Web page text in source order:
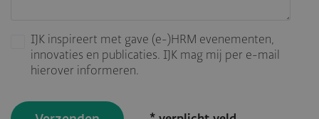
IJK inspireert met gave (e-)HRM evenementen,
innovaties en publicaties. IJK mag mij per e-mail
hierover informeren.